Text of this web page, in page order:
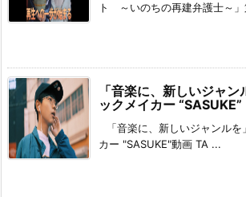
ト ～いのちの再建弁護士～
「音楽に、新しいジャ
ックメイカー “SASUKE”
「音楽に、新しいジャンル
カー "SASUKE"動画 TA ...